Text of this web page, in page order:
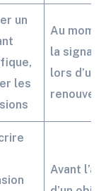
un
les
Au
la
lors d’un
Avant